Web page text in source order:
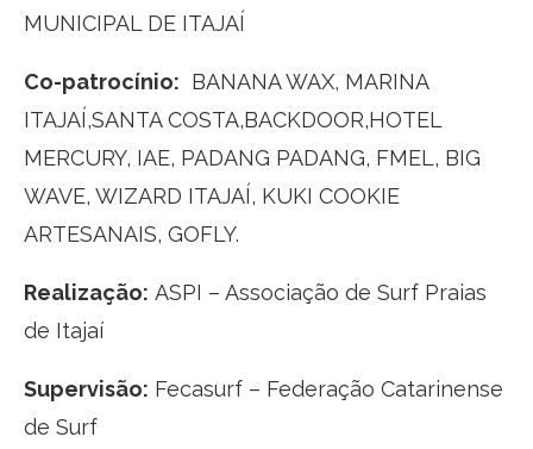
MUNICIPAL DE ITAJAÍ
Co-patrocínio: BANANA WAX, MARINA
ITAJAÍ,SANTA COSTA,BACKDOOR,HOTEL
MERCURY, IAE, PADANG PADANG, FMEL, BIG
WAVE, WIZARD ITAJAÍ, KUKI COOKIE
ARTESANAIS, GOFLY.
Realização: ASPI – Associação de Surf Praias
de Itajaí
Supervisão: Fecasurf – Federação Catarinense
de Surf